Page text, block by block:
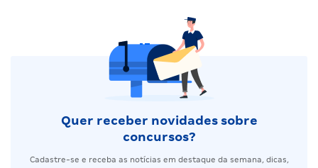
Quer receber novidades sobre
concursos?
Cadastre-se e receba as notícias em destaque da semana, dicas,